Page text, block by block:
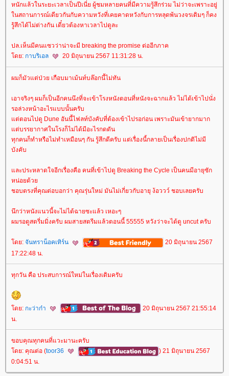
หนักแล้วในระยะเวลาเป็นปีเนี่ย ผู้ชมหลายคนที่มีความรู้สึกร่วม ไม่ว่าจะเพราะอยู่
นสถานการณ์เดียวกันกับความหวังที่เคยคาดหวังกับการหลุดพ้นวงจรเดิมๆ ก็คง
รู้สึกได้ไม่ต่างกัน เดี๋ยวต้องหาเวลาไปดูละ
ปล.เห็นมีคนแซวว่าน่าจะมี breaking the promise ต่ออีกภาค
ดย: กาบริเอล 20 มิถุนายน 2567 11:31:28 น.
ผมก็มัวแต่ป่วย เกือบมาเม้นท์บล๊อกนี้ไม่ทัน
เอาจริงๆ ผมก็เป็นอีกคนนึงที่จะเข้าโรงหนังตอนที่หนังจะฉากแล้ว ไม่ได้เข้าไปนั่ง
รอล่วงหน้าอะไรแบบนั้นครับ
ต่ตอนไปดู Dune อันนี้ไฟลท์บังคับที่ต้องเข้าไปรอก่อน เพราะมันเข้ายากมาก
ต่บรรยากาศในโรงก็ไม่ได้มีอะไรกดดัน
ทุกคนก็ทำหรือไม่ทำเหมือนๆ กัน รู้สึกดีครับ แต่เรื่องนี้กลายเป็นเรื่องปกติไม่มี
บังคับ
ละประหลาดใจอีกเรื่องคือ คนที่เข้าไปดู Breaking the Cycle เป็นคนมีอายุซัก
หน่อยด้ว
ชอบตรงที่คุณต่อบอกว่า คุณรุ่นใหม่ มันไม่เกี่ยวกับอายุ ง้อววว์ ชอบเลยครับ
นึกว่าหนังแนวนี้จะไม่ได้ฉายซะแล้ว เหอะๆ
ผมรอดูสตรี่มมิ่งครับ ผมสายสตรีมแล้วตอนนี้ 55555 หวังว่าจะได้ดู uncut ครับ
ดย: จันทราน็อคเทิร์น
20 มิถุนายน 2567
17:22:48 น.
ทุกวัน คือ ประสบการณ์ใหม่ในเรื่องเดิมครับ
ดย: กะว่าก๋า
20 มิถุนายน 2567 21:55:14
น.
ขอบคุณทุกคนที่แวะมานะครับ
ดย: คุณต่อ (toor36
) 21 มิถุนายน 2567
0:04:51 น.